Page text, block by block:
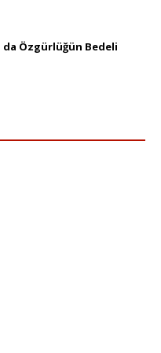
da Özgürlüğün Bedeli